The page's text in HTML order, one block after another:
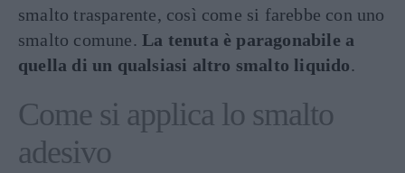
smalto trasparente, così come si farebbe con uno
smalto comune. La tenuta è paragonabile a
quella di un qualsiasi altro smalto liquido.
Come si applica lo smalto
adesivo